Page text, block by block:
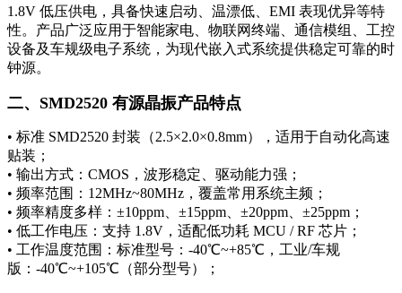
1.8V 低压供电，具备快速启动、温漂低、EMI 表现优异等特
性。产品广泛应用于智能家电、物联网终端、通信模组、工控
设备及车规级电子系统，为现代嵌入式系统提供稳定可靠的时
钟源。
二、SMD2520 有源晶振产品特点
• 标准 SMD2520 封装（2.5×2.0×0.8mm），适用于自动化高速
贴装；
• 输出方式：CMOS，波形稳定、驱动能力强；
• 频率范围：12MHz~80MHz，覆盖常用系统主频；
• 频率精度多样：±10ppm、±15ppm、±20ppm、±25ppm；
• 低工作电压：支持 1.8V，适配低功耗 MCU / RF 芯片；
• 工作温度范围：标准型号：-40℃~+85℃，工业/车规
版：-40℃~+105℃（部分型号）；